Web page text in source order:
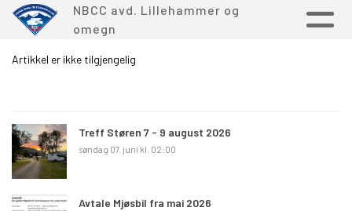
NBCC avd. Lillehammer og
omegn
Artikkel er ikke tilgjengelig
Treff Støren 7 - 9 august 2026
søndag 07. juni kl. 02:00
Avtale Mjøsbil fra mai 2026